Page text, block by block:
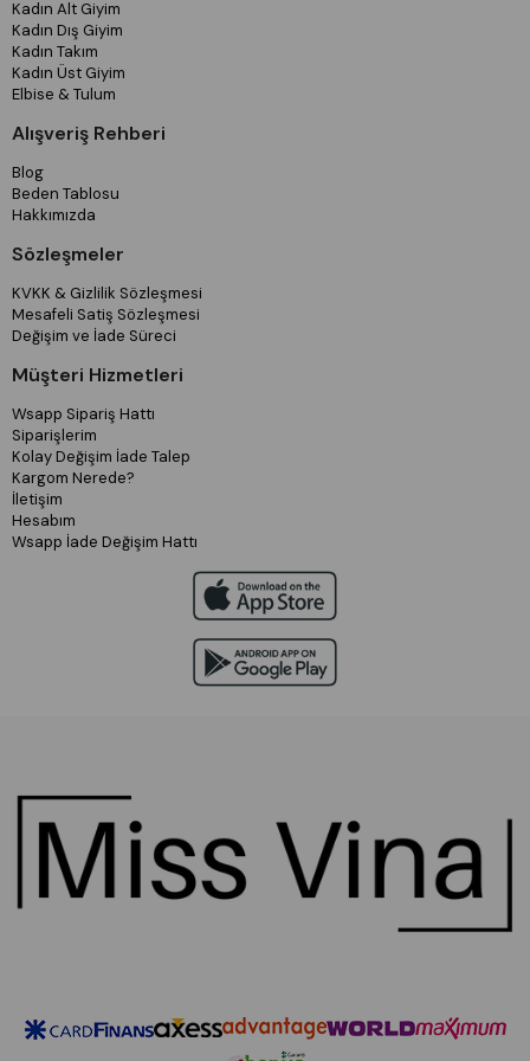
Kadın Alt Giyim
Kadın Dış Giyim
Kadın Takım
Kadın Üst Giyim
Elbise & Tulum
Alışveriş Rehberi
Blog
Beden Tablosu
Hakkımızda
Sözleşmeler
KVKK & Gizlilik Sözleşmesi
Mesafeli Satiş Sözleşmesi
Değişim ve İade Süreci
Müşteri Hizmetleri
Wsapp Sipariş Hattı
Siparişlerim
Kolay Değişim İade Talep
Kargom Nerede?
İletişim
Hesabım
Wsapp İade Değişim Hattı